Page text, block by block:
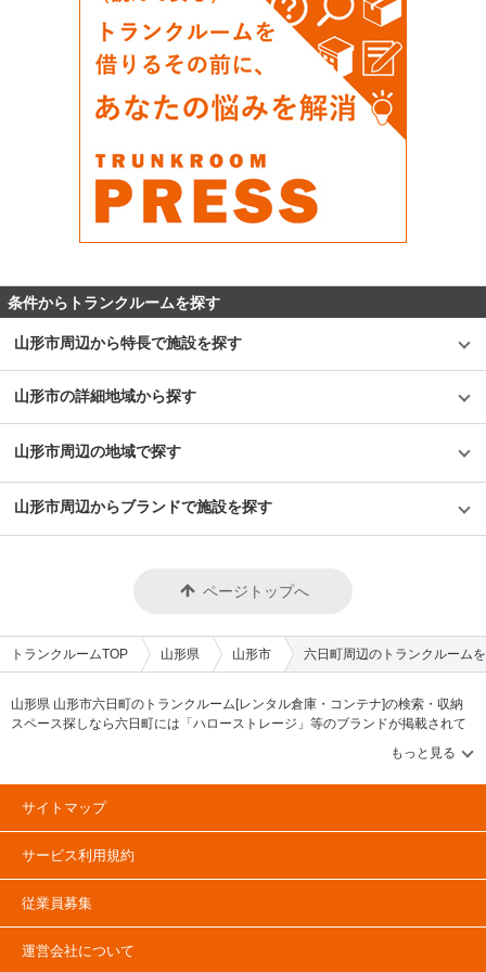
条件からトランクルームを探す
山形市周辺から特長で施設を探す
山形市の詳細地域から探す
山形市周辺の地域で探す
山形市周辺からブランドで施設を探す
ページトップへ
トランクルームTOP 山形県 山形市 六日町周辺のトランクルーム
山形県 山形市六日町のトランクルーム[レンタル倉庫・コンテナ]の検索・収納
スペース探しなら六日町には「ハローストレージ」等のブランドが掲載されて
備・24時間出し入れ可能などの希望条件で絞込み！豊富な物件数から様々な方
法でご希望の収納スペースを簡単に探せるトランクルーム情報サイトです。六
日町で気になるトランクルームを見つけたら、メールか電話でお問合せが可能
サイトマップ
サービス利用規約
従業員募集
運営会社について